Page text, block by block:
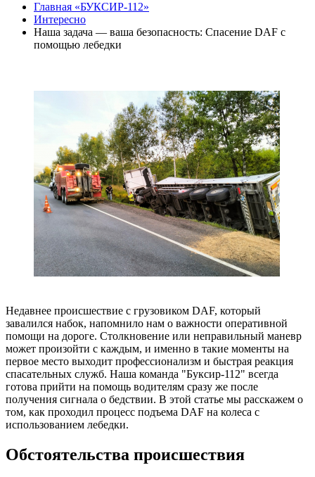
Главная «БУКСИР-112»
Интересно
Наша задача — ваша безопасность: Спасение DAF с
помощью лебедки
Недавнее происшествие с грузовиком DAF, который
завалился набок, напомнило нам о важности оперативной
помощи на дороге. Столкновение или неправильный маневр
может произойти с каждым, и именно в такие моменты на
первое место выходит профессионализм и быстрая реакция
спасательных служб. Наша команда "Буксир-112" всегда
готова прийти на помощь водителям сразу же после
получения сигнала о бедствии. В этой статье мы расскажем о
том, как проходил процесс подъема DAF на колеса с
использованием лебедки.
Обстоятельства происшествия